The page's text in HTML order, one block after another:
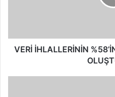
VERİ İHLALLERİNİN